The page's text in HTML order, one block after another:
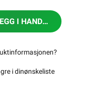
I HANDLEKURV
i dinønskeliste